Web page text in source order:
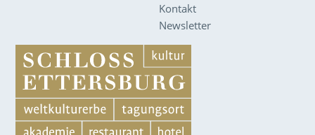
Kontakt
Newsletter